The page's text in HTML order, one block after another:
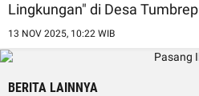
Lingkungan" di Desa Tumbrep
13 NOV 2025, 10:22 WIB
BERITA LAINNYA